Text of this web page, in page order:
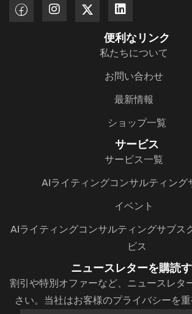
便利なリンク
私たちについて
お問い合わせ
最新情報
ショップ一覧
サービス
サービス一覧
AIライティングコンサルティング
イベント
AIライティングコンサルティングサブス
ビス
ニュースレターを購読
割引や特別オファーなど、ニュースレタ
さい。当社はお客様のプライバシーを重